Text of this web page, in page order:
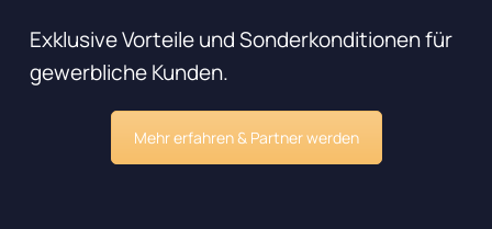
Exklusive Vorteile und Sonderkonditionen für
gewerbliche Kunden.
Mehr erfahren & Partner werden